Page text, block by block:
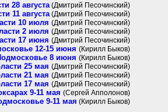
28 августа(Дмитрий Песочинский)
11 августа(Дмитрий Песочинский)
10 июля (Дмитрий Песочинский)
2 июля (Дмитрий Песочинский)
17 июня (Дмитрий Песочинский)
12-15 июня (Кирилл Быков)
8 июня (Кирилл Быков)
25 мая (Дмитрий Песочинский)
21 мая (Дмитрий Песочинский)
17 мая (Дмитрий Песочинский)
9-11 мая (Сергей Апполонов)
9-11 мая (Кирилл Быков)